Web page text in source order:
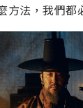
方法，我們都